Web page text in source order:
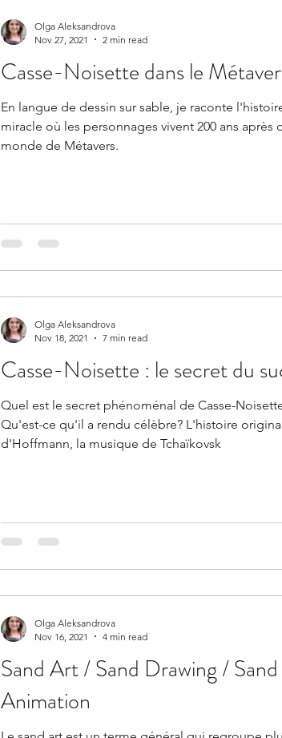
Casse-Noisette dans le
En langue de dessin sur sable, je raconte
miracle où les personnages vivent 200 ans après
monde de Métavers.
Olga Aleksandrova
Nov 27, 2021
2 min read
Casse-Noisette : le secret du
Quel est le secret phénoménal de Casse-
Qu'est-ce qu'il a rendu célèbre? L'histoire
d'Hoffmann, la musique de Tchaïkovsk
Olga Aleksandrova
Nov 18, 2021
7 min read
Sand Art / Sand Drawing / Sand
Animation
Olga Aleksandrova
Nov 16, 2021
4 min read